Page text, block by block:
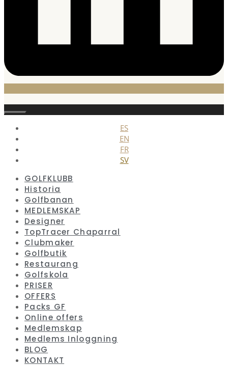
Stäng
ES
EN
FR
SV
GOLFKLUBB
Historia
Golfbanan
MEDLEMSKAP
Designer
TopTracer Chaparral
Clubmaker
Golfbutik
Restaurang
Golfskola
PRISER
OFFERS
Packs GF
Online offers
Medlemskap
Medlems Inloggning
BLOG
KONTAKT